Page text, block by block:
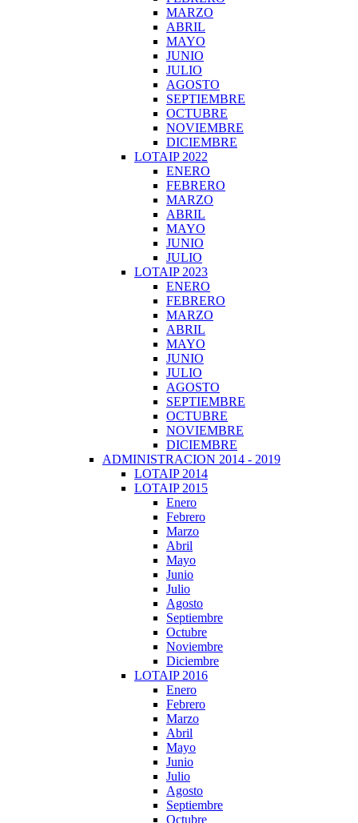
MARZO
ABRIL
MAYO
JUNIO
JULIO
AGOSTO
SEPTIEMBRE
OCTUBRE
NOVIEMBRE
DICIEMBRE
LOTAIP 2022
ENERO
FEBRERO
MARZO
ABRIL
MAYO
JUNIO
JULIO
LOTAIP 2023
ENERO
FEBRERO
MARZO
ABRIL
MAYO
JUNIO
JULIO
AGOSTO
SEPTIEMBRE
OCTUBRE
NOVIEMBRE
DICIEMBRE
ADMINISTRACION 2014 - 2019
LOTAIP 2014
LOTAIP 2015
Enero
Febrero
Marzo
Abril
Mayo
Junio
Julio
Agosto
Septiembre
Octubre
Noviembre
Diciembre
LOTAIP 2016
Enero
Febrero
Marzo
Abril
Mayo
Junio
Julio
Agosto
Septiembre
Octubre